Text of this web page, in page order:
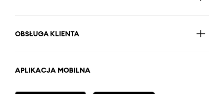
OBSŁUGA KLIENTA
APLIKACJA MOBILNA